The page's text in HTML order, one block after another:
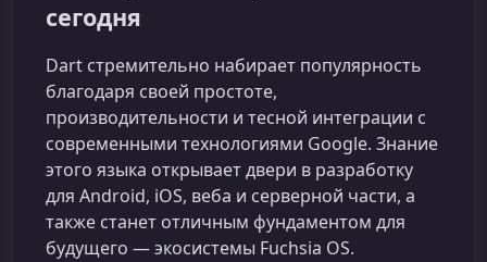
сегодня
Dart стремительно набирает популярность
благодаря своей простоте,
производительности и тесной интеграции с
современными технологиями Google. Знание
этого языка открывает двери в разработку
для Android, iOS, веба и серверной части, а
также станет отличным фундаментом для
будущего — экосистемы Fuchsia OS.